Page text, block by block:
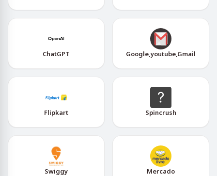
ChatGPT Google,youtube,Gmail
Flipkart Spincrush
Swiggy Mercado